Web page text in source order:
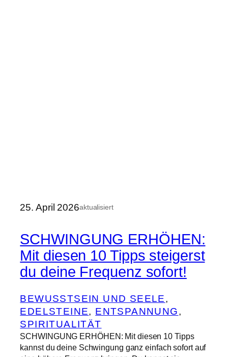
25. April 2026aktualisiert
SCHWINGUNG ERHÖHEN:
Mit diesen 10 Tipps steigerst
du deine Frequenz sofort!
BEWUSSTSEIN UND SEELE
EDELSTEINE, ENTSPANNUNG
SPIRITUALITÄT
SCHWINGUNG ERHÖHEN: Mit diesen 10 Tipps
kannst du deine Schwingung ganz einfach sofort auf